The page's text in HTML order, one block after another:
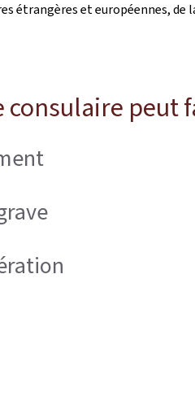
étrangères et européennes, de
consulaire peut